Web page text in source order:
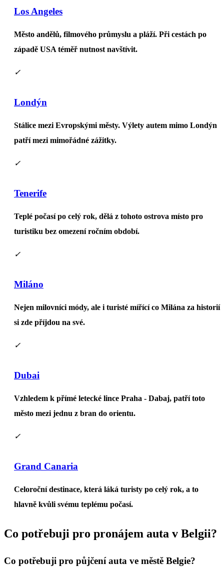
Los Angeles
Město andělů, filmového průmyslu a pláží. Při cestách po
západě USA téměř nutnost navštívit.
✓
Londýn
Stálice mezi Evropskými městy. Výlety autem mimo Londýn
patří mezi mimořádné zážitky.
✓
Tenerife
Teplé počasí po celý rok, dělá z tohoto ostrova místo pro
turistiku bez omezení ročním období.
✓
Miláno
Nejen milovníci módy, ale i turisté mířící co Milána za historií
si zde příjdou na své.
✓
Dubai
Vzhledem k přímé letecké lince Praha - Dabaj, patří toto
město mezi jednu z bran do orientu.
✓
Grand Canaria
Celoroční destinace, která láká turisty po celý rok, a to
hlavně kvůli svému teplému počasí.
Co potřebuji pro pronájem auta v Belgii?
Co potřebuji pro půjčení auta ve městě Belgie?